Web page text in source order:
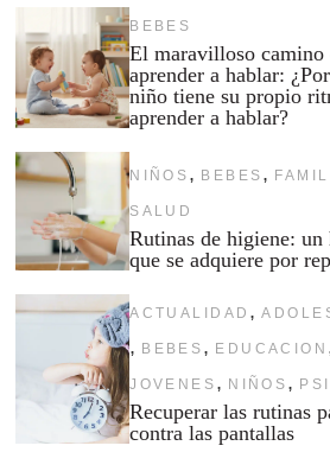
BEBES
El maravilloso camino
aprender a hablar:
niño tiene su propio
aprender a hablar?
NIÑOS , BEBES ,
SALUD
Rutinas de higiene: un
que se adquiere por
ACTUALIDAD ,
, BEBES , EDUCACION
JOVENES , NIÑOS ,
Recuperar las rutinas
contra las pantallas